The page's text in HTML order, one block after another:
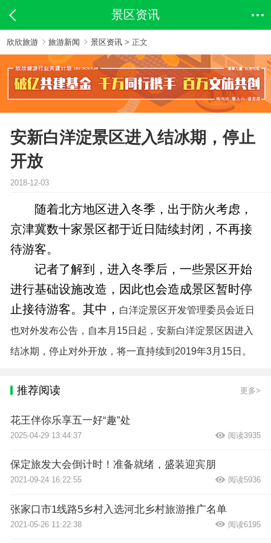
景区资讯
欣欣旅游 旅游新闻 景区资讯> 正文
安新白洋淀景区进入结冰期，停止
开放
2018-12-03
随着北方地区进入冬季，出于防火考虑，
京津冀数十家景区都于近日陆续封闭，不再接
待游客。
记者了解到，进入冬季后，一些景区开始
进行基础设施改造，因此也会造成景区暂时停
止接待游客。其中， 白洋淀景区开发管理委员会近日
也对外发布公告，自本月15日起，安新白洋淀景区因进入
结冰期，停止对外开放，将一直持续到2019年3月15日。
推荐阅读 更多>
花王伴你乐享五一好“趣”处
2025-04-29 13:44:37 阅读3935
保定旅发大会倒计时！准备就绪，盛装迎宾朋
2021-09-24 16:22:55 阅读5936
张家口市1线路5乡村入选河北乡村旅游推广名单
2021-05-26 11:22:38 阅读6195